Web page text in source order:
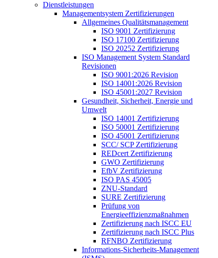
Dienstleistungen
Managementsystem Zertifizierungen
Allgemeines Qualitätsmanagement
ISO 9001 Zertifizierung
ISO 17100 Zertifizierung
ISO 20252 Zertifizierung
ISO Management System Standard
Revisionen
ISO 9001:2026 Revision
ISO 14001:2026 Revision
ISO 45001:2027 Revision
Gesundheit, Sicherheit, Energie und
Umwelt
ISO 14001 Zertifizierung
ISO 50001 Zertifizierung
ISO 45001 Zertifizierung
SCC/ SCP Zertifizierung
REDcert Zertifizierung
GWO Zertifizierung
EfbV Zertifizierung
ISO PAS 45005
ZNU-Standard
SURE Zertifizierung
Prüfung von
Energieeffizienzmaßnahmen
Zertifizierung nach ISCC EU
Zertifizierung nach ISCC Plus
RFNBO Zertifizierung
Informations-Sicherheits-Management